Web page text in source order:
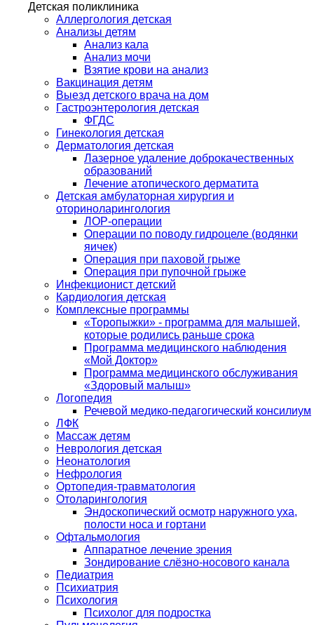
Детская поликлиника
Аллергология детская
Анализы детям
Анализ кала
Анализ мочи
Взятие крови на анализ
Вакцинация детям
Выезд детского врача на дом
Гастроэнтерология детская
ФГДС
Гинекология детская
Дерматология детская
Лазерное удаление доброкачественных
образований
Лечение атопического дерматита
Детская амбулаторная хирургия и
оториноларингология
ЛОР-операции
Операции по поводу гидроцеле (водянки
яичек)
Операция при паховой грыже
Операция при пупочной грыже
Инфекционист детский
Кардиология детская
Комплексные программы
«Торопыжки» - программа для малышей,
которые родились раньше срока
Программа медицинского наблюдения
«Мой Доктор»
Программа медицинского обслуживания
«Здоровый малыш»
Логопедия
Речевой медико-педагогический консилиум
ЛФК
Массаж детям
Неврология детская
Неонатология
Нефрология
Ортопедия-травматология
Отоларингология
Эндоскопический осмотр наружного уха,
полости носа и гортани
Офтальмология
Аппаратное лечение зрения
Зондирование слёзно-носового канала
Педиатрия
Психиатрия
Психология
Психолог для подростка